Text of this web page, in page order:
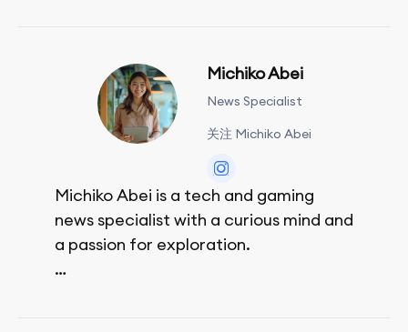
Michiko Abei
News Specialist
关注 Michiko Abei
Michiko Abei is a tech and gaming
news specialist with a curious mind and
a passion for exploration.